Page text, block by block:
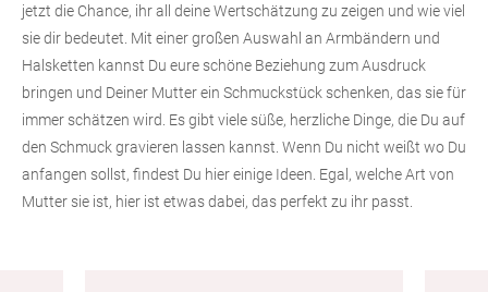
jetzt die Chance, ihr all deine Wertschätzung zu zeigen und wie viel
sie dir bedeutet. Mit einer großen Auswahl an Armbändern und
Halsketten kannst Du eure schöne Beziehung zum Ausdruck
bringen und Deiner Mutter ein Schmuckstück schenken, das sie für
immer schätzen wird. Es gibt viele süße, herzliche Dinge, die Du auf
den Schmuck gravieren lassen kannst. Wenn Du nicht weißt wo Du
anfangen sollst, findest Du hier einige Ideen. Egal, welche Art von
Mutter sie ist, hier ist etwas dabei, das perfekt zu ihr passt.